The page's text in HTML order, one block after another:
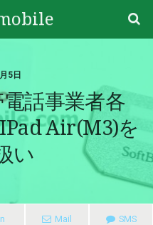
5日
話事業者各
Air(M3)を
い
Mail SMS